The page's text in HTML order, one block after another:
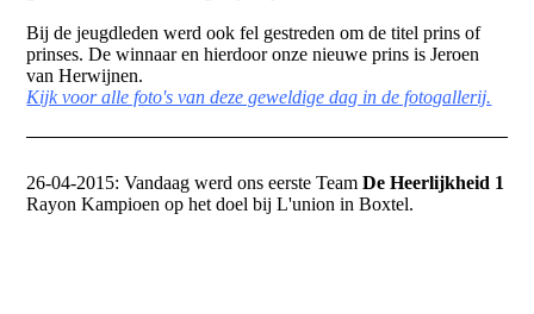
Bij de jeugdleden werd ook fel gestreden om de titel prins of
prinses. De winnaar en hierdoor onze nieuwe prins is Jeroen
van Herwijnen.
Kijk voor alle foto's van deze geweldige dag in de fotogallerij.
26-04-2015: Vandaag werd ons eerste TeamDe Heerlijkheid 1
Rayon Kampioen op het doel bij L'union in Boxtel.